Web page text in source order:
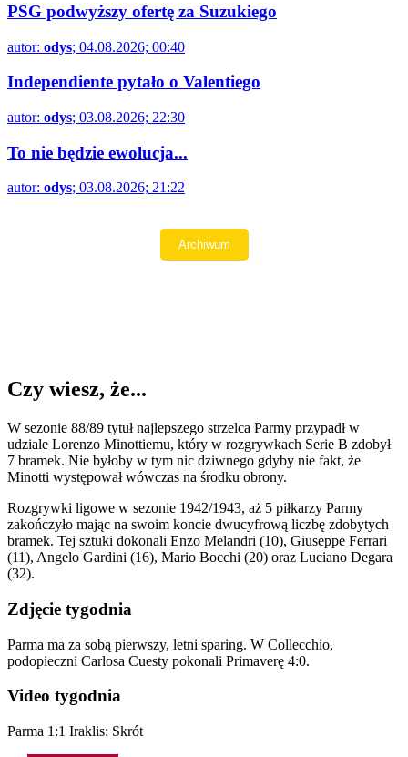
PSG podwyższy ofertę za Suzukiego
autor: odys; 04.08.2026; 00:40
Independiente pytało o Valentiego
autor: odys; 03.08.2026; 22:30
To nie będzie ewolucja...
autor: odys; 03.08.2026; 21:22
Czy wiesz, że...
W sezonie 88/89 tytuł najlepszego strzelca Parmy przypadł w
udziale Lorenzo Minottiemu, który w rozgrywkach Serie B zdobył
7 bramek. Nie byłoby w tym nic dziwnego gdyby nie fakt, że
Minotti występował wówczas na środku obrony.
Rozgrywki ligowe w sezonie 1942/1943, aż 5 piłkarzy Parmy
zakończyło mając na swoim koncie dwucyfrową liczbę zdobytych
bramek. Tej sztuki dokonali Enzo Melandri (10), Giuseppe Ferrari
(11), Angelo Gardini (16), Mario Bocchi (20) oraz Luciano Degara
(32).
Zdjęcie tygodnia
Parma ma za sobą pierwszy, letni sparing. W Collecchio,
podopieczni Carlosa Cuesty pokonali Primaverę 4:0.
Video tygodnia
Parma 1:1 Iraklis: Skrót